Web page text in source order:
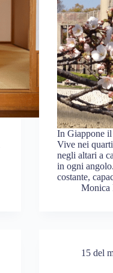
In Giappone il
Vive nei
negli altari a
in ogni
costante,
Monica
15 del